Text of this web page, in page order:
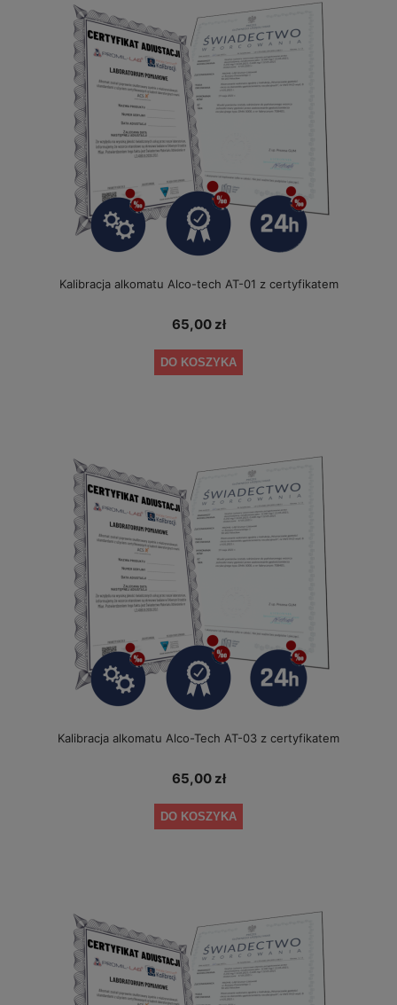
Kalibracja alkomatu Alco-tech AT-01 z certyfikatem
65,00 zł
DO KOSZYKA
Kalibracja alkomatu Alco-Tech AT-03 z certyfikatem
65,00 zł
DO KOSZYKA